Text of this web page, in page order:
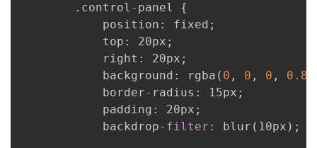
. control - panel {
            position
: fixed ;
            top
: 20px ;
            right
: 20px ;
            background
: rgba ( 0 , 0 , 0 , 0.8
            border
- radius : 15px ;
            padding
: 20px ;
            backdrop
- filter : blur ( 10px ) ;